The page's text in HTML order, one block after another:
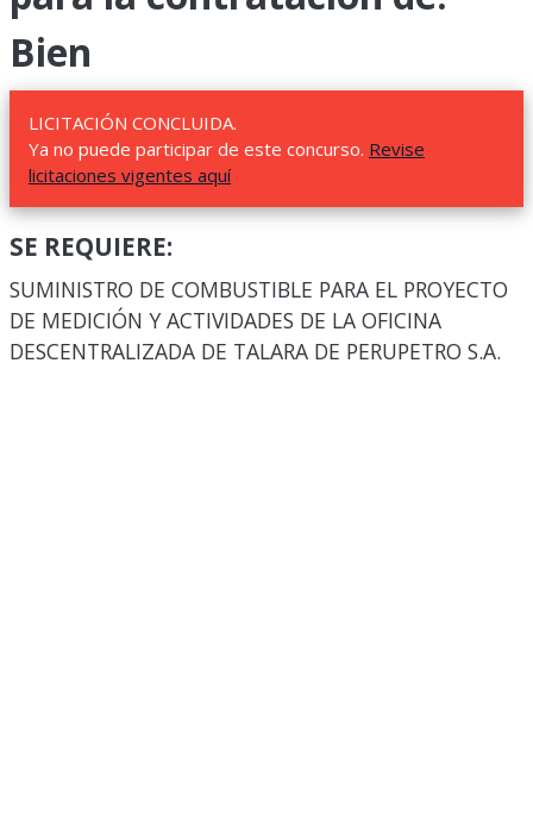
Bien
LICITACIÓN CONCLUIDA.
Ya no puede participar de este concurso. Revise
licitaciones vigentes aquí
SE REQUIERE:
SUMINISTRO DE COMBUSTIBLE PARA EL PROYECTO
DE MEDICIÓN Y ACTIVIDADES DE LA OFICINA
DESCENTRALIZADA DE TALARA DE PERUPETRO S.A.